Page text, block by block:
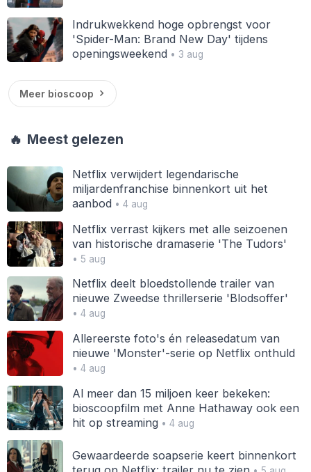
Indrukwekkend hoge opbrengst voor
'Spider-Man: Brand New Day' tijdens
openingsweekend • 3 aug
Meer bioscoop
🔥 Meest gelezen
Netflix verwijdert legendarische
miljardenfranchise binnenkort uit het
aanbod • 4 aug
Netflix verrast kijkers met alle seizoenen
van historische dramaserie 'The Tudors'
• 5 aug
Netflix deelt bloedstollende trailer van
nieuwe Zweedse thrillerserie 'Blodsoffer'
• 4 aug
Allereerste foto's én releasedatum van
nieuwe 'Monster'-serie op Netflix onthuld
• 4 aug
Al meer dan 15 miljoen keer bekeken:
bioscoopfilm met Anne Hathaway ook een
hit op streaming• 4 aug
Gewaardeerde soapserie keert binnenkort